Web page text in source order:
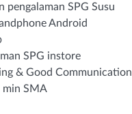
pengalaman SPG Susu
Android
SPG instore
& Good Communication
min SMA